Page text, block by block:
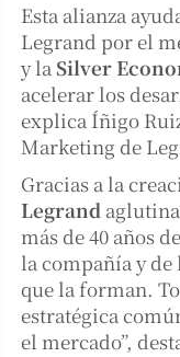
Esta alianza
Legrand por el
y la Silver
acelerar los
explica Íñigo
Marketing de
Gracias a la
Legrand
más de 40 años
la compañía y
que la forman.
estratégica
el mercado”,